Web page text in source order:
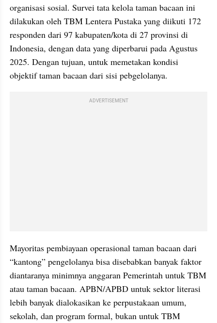
organisasi sosial. Survei tata kelola taman bacaan ini
dilakukan oleh TBM Lentera Pustaka yang diikuti 172
responden dari 97 kabupaten/kota di 27 provinsi di
Indonesia, dengan data yang diperbarui pada Agustus
2025. Dengan tujuan, untuk memetakan kondisi
objektif taman bacaan dari sisi pebgelolanya.
ADVERTISEMENT
Mayoritas pembiayaan operasional taman bacaan dari
“kantong” pengelolanya bisa disebabkan banyak faktor
diantaranya minimnya anggaran Pemerintah untuk TBM
atau taman bacaan. APBN/APBD untuk sektor literasi
lebih banyak dialokasikan ke perpustakaan umum,
sekolah, dan program formal, bukan untuk TBM